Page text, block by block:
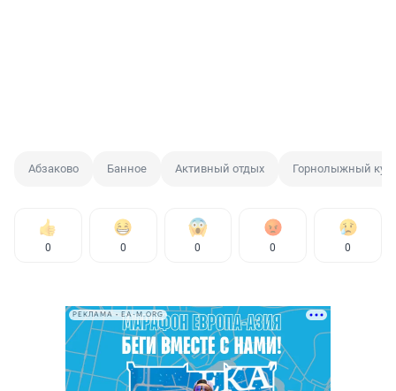
Абзаково Банное Активный отдых Горнолыжный
0 0 0 0 0
РЕКЛАМА • EA-M.ORG